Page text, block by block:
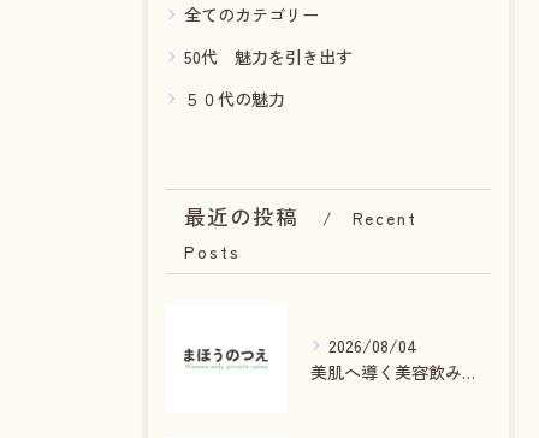
全てのカテゴリー
50代 魅力を引き出す
５０代の魅力
最近の投稿
Recent
Posts
2026/08/04
美肌へ導く美容飲み物と癒しの秘密